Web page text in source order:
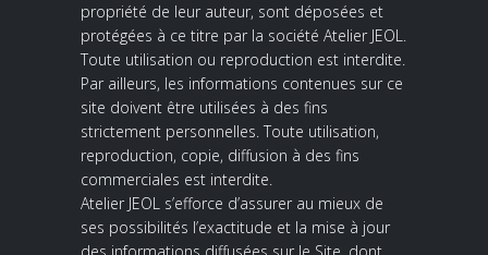
propriété de leur auteur, sont déposées et
protégées à ce titre par la société Atelier JEOL.
Toute utilisation ou reproduction est interdite.
Par ailleurs, les informations contenues sur ce
site doivent être utilisées à des fins
strictement personnelles. Toute utilisation,
reproduction, copie, diffusion à des fins
commerciales est interdite.
Atelier JEOL s’efforce d’assurer au mieux de
ses possibilités l’exactitude et la mise à jour